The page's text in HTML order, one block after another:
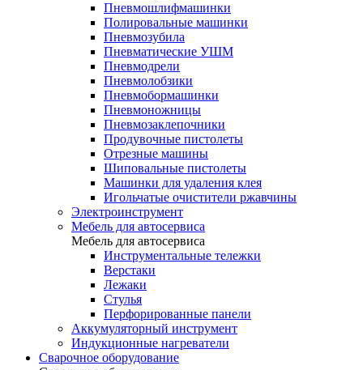
Пневмошлифмашинки
Полировальные машинки
Пневмозубила
Пневматические УШМ
Пневмодрели
Пневмолобзики
Пневмобормашинки
Пневмоножницы
Пневмозаклепочники
Продувочные пистолеты
Отрезные машины
Шиповальные пистолеты
Машинки для удаления клея
Игольчатые очистители ржавчины
Электроинструмент
Мебель для автосервиса
Мебель для автосервиса
Инструментальные тележки
Верстаки
Лежаки
Стулья
Перфорированные панели
Аккумуляторный инструмент
Индукционные нагреватели
Сварочное оборудование